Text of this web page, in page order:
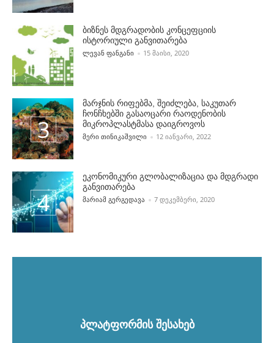
ბიზნეს მდგრადობის კონცეფციის
ისტორიული განვითარება
POSTED BY
ᲚᲔᲕᲐᲜ ᲤᲐᲜᲒᲐᲜᲘ 15 ᲛᲐᲘᲡᲘ, 2020
მარჯნის რიფებმა, შეიძლება, საკუთარ
ჩონჩხებში გასაოცარი რაოდენობის
მიკროპლასტმასა დაიგროვოს
POSTED BY
ᲛᲔᲠᲘ ᲗᲘᲜᲘᲙᲐᲨᲕᲘᲚᲘ 12 ᲘᲐᲜᲕᲐᲠᲘ, 2022
ეკონომიკური გლობალიზაცია და მდგრადი
განვითარება
POSTED BY
ᲛᲐᲠᲘᲐᲛ ᲒᲔᲠᲒᲔᲓᲐᲕᲐ 7 ᲓᲔᲙᲔᲛᲑᲔᲠᲘ, 2020
პლატფორმის შესახებ